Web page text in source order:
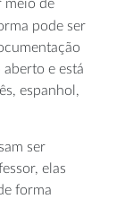
meio de
pode ser
e está
espanhol,
ser
elas
forma